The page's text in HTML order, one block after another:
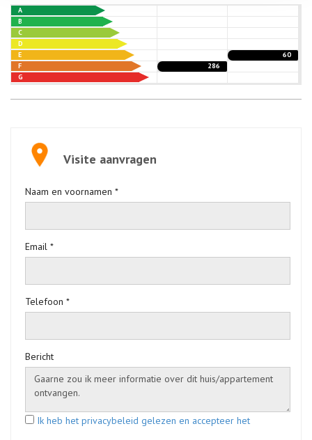
A
B
C
D
E
60
F
286
G
Visite aanvragen
Naam en voornamen *
Email *
Telefoon *
Bericht
Ik heb het privacybeleid gelezen en accepteer het